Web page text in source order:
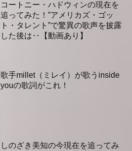
コートニー・ハドウィンの現在を
追ってみた！”アメリカズ・ゴッ
ト・タレント”で驚異の歌声を披露
した後は‥【動画あり】
歌手millet（ミレイ）が歌うinside
youの歌詞がこれ！
しのざき美知の今現在を追ってみ